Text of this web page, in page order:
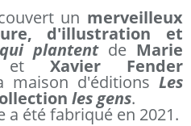
un merveilleux
d'illustration et
plantentde Marie
et Xavier Fender
maison d'éditions Les
les gens.
a été fabriqué en 2021.